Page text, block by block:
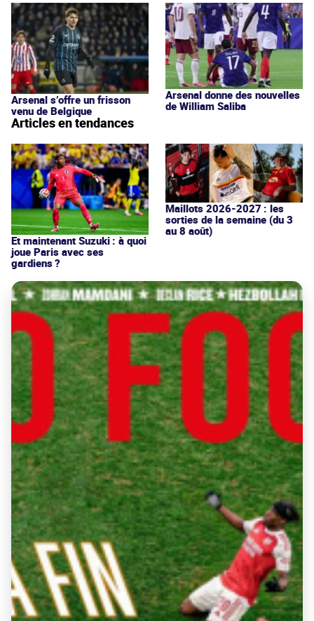
Arsenal s’offre un frisson
venu de Belgique
Arsenal donne des nouvelles
de William Saliba
Articles en tendances
Et maintenant Suzuki : à quoi
joue Paris avec ses
gardiens ?
Maillots 2026-2027 : les
sorties de la semaine (du 3
au 8 août)